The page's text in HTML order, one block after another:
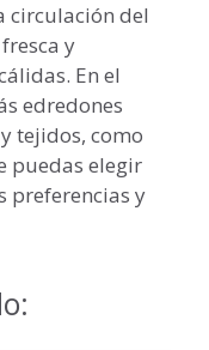
circulación del
y
En el
edredones
tejidos, como
puedas elegir
preferencias y